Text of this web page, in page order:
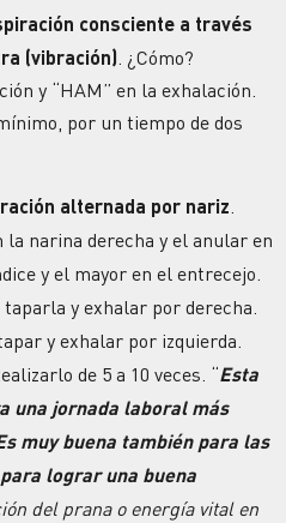
consciente a través
(vibración). ¿Cómo?
y “HAM” en la exhalación.
por un tiempo de dos
alternada por nariz
narina derecha y el anular en
y el mayor en el entrecejo.
y exhalar por derecha.
y exhalar por izquierda.
de 5 a 10 veces. “Esta
una jornada laboral más
muy buena también para las
lograr una buena
del prana o energía vital en